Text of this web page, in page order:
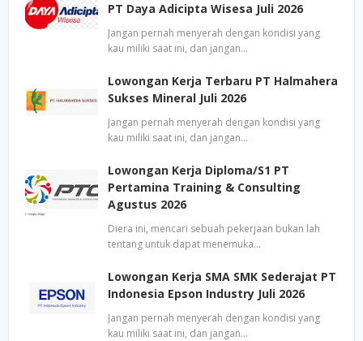
PT Daya Adicipta Wisesa Juli 2026
Jangan pernah menyerah dengan kondisi yang
kau miliki saat ini, dan jangan…
Lowongan Kerja Terbaru PT Halmahera
Sukses Mineral Juli 2026
Jangan pernah menyerah dengan kondisi yang
kau miliki saat ini, dan jangan…
Lowongan Kerja Diploma/S1 PT
Pertamina Training & Consulting
Agustus 2026
Diera ini, mencari sebuah pekerjaan bukan lah
tentang untuk dapat menemuka…
Lowongan Kerja SMA SMK Sederajat PT
Indonesia Epson Industry Juli 2026
Jangan pernah menyerah dengan kondisi yang
kau miliki saat ini, dan jangan…